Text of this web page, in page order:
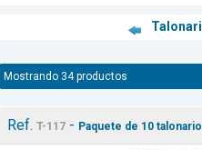
Mostrando 34 productos
Ref. T-117- Paquete de 10